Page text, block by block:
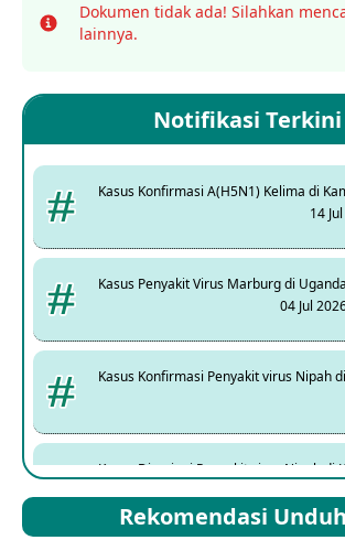
Info
Dokumen tidak ada! Silahkan
lainnya.
Notifikasi Terkini
Kasus Konfirmasi A(H5N1) Kelima di
14
Kasus Penyakit Virus Marburg di Uganda
04 Jul
Kasus Konfirmasi Penyakit virus Nipah
Kasus Dicurigai Penyakit virus Nipah di
Rekomendasi